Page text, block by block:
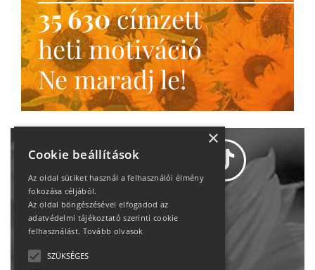
35 630címzett
heti motiváció
Ne maradj le!
Adatvédelem
×
Cookie beállítások
Az oldal sütiket használ a felhasználói élmény
fokozása céljából.
Az oldal böngészésével elfogadod az
adatvédelmi tájékoztató szerinti cookie
felhasználást. Tovább olvasok
SZÜKSÉGES